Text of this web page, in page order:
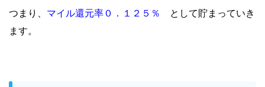
つまり、 マイル還元率０．１２５％
として貯まっていき
ます。